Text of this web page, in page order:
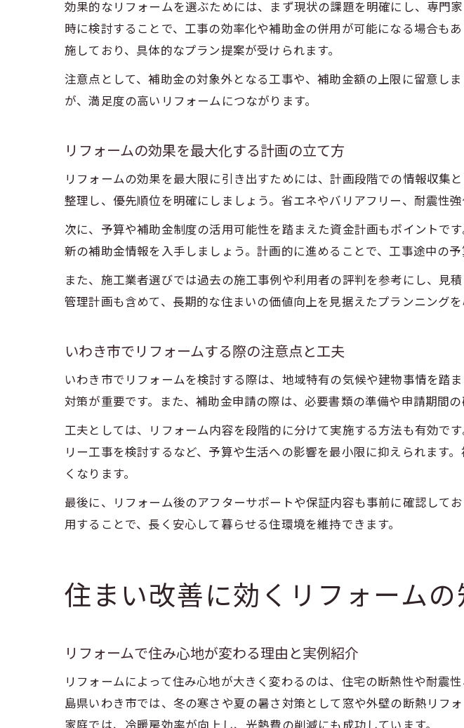
50代から始める賢
家族構成や働き方
効果的なリフォームを選ぶためには、まず現状の課題を明確にし、専門
時に検討することで、工事の効率化や補助金の併用が可能になる場合も
施しており、具体的なプラン提案が受けられます。
注意点として、補助金の対象外となる工事や、補助金額の上限に留意し
が、満足度の高いリフォームにつながります。
リフォームの効果を最大化する計画の立て方
リフォームの効果を最大限に引き出すためには、計画段階での情報収集
整理し、優先順位を明確にしましょう。省エネやバリアフリー、耐震性
次に、予算や補助金制度の活用可能性を踏まえた資金計画もポイントで
新の補助金情報を入手しましょう。計画的に進めることで、工事途中の
また、施工業者選びでは過去の施工事例や利用者の評判を参考にし、見
管理計画も含めて、長期的な住まいの価値向上を見据えたプランニングを
いわき市でリフォームする際の注意点と工夫
いわき市でリフォームを検討する際は、地域特有の気候や建物事情を踏
対策が重要です。また、補助金申請の際は、必要書類の準備や申請期間
工夫としては、リフォーム内容を段階的に分けて実施する方法も有効で
リー工事を検討するなど、予算や生活への影響を最小限に抑えられます
くなります。
最後に、リフォーム後のアフターサポートや保証内容も事前に確認して
用することで、長く安心して暮らせる住環境を維持できます。
住まい改善に効くリフォームの
リフォームで住み心地が変わる理由と実例紹介
リフォームによって住み心地が大きく変わるのは、住宅の断熱性や耐震
島県いわき市では、冬の寒さや夏の暑さ対策として窓や外壁の断熱リフ